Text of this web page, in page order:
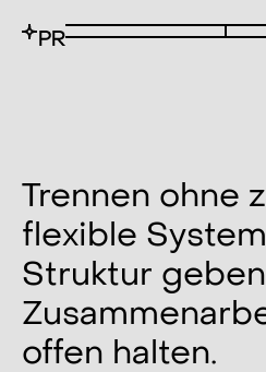
Trennen ohne
flexible
Struktur
offen halten.